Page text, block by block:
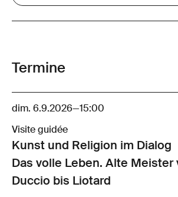
Termine
dim. 6.9.2026—15:00
Visite guidée
Kunst und Religion im Dialog
Das volle Leben. Alte Meister
Duccio bis Liotard